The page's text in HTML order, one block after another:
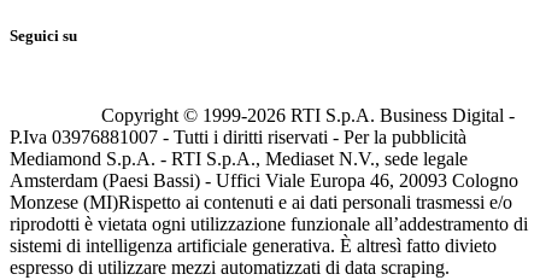
Seguici su
Copyright © 1999-2026 RTI S.p.A. Business Digital -
P.Iva 03976881007 - Tutti i diritti riservati - Per la pubblicità
Mediamond S.p.A. - RTI S.p.A., Mediaset N.V., sede legale
Amsterdam (Paesi Bassi) - Uffici Viale Europa 46, 20093 Cologno
Monzese (MI)Rispetto ai contenuti e ai dati personali trasmessi e/o
riprodotti è vietata ogni utilizzazione funzionale all’addestramento di
sistemi di intelligenza artificiale generativa. È altresì fatto divieto
espresso di utilizzare mezzi automatizzati di data scraping.